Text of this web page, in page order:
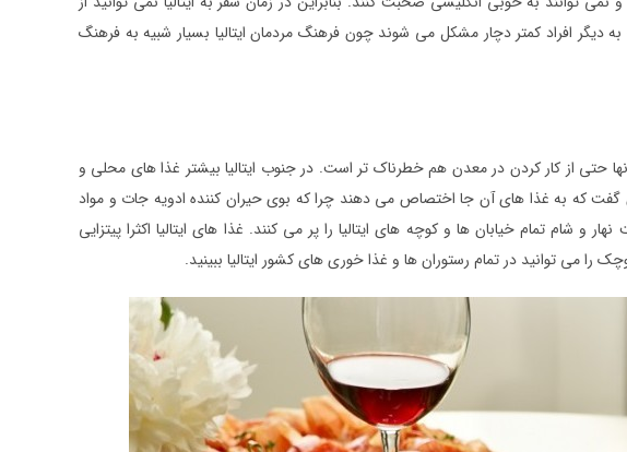
به دیگر افراد کمتر دچار مشکل می شوند چون فرهنگ مردمان ایتالیا بسیار شبیه به فرهنگ
حتی از کار کردن در معدن هم خطرناک تر است. در جنوب ایتالیا بیشتر غذا های محلی و
گفت که به غذا های آن جا اختصاص می دهند چرا که بوی حیران کننده ادویه جات و مواد
و شام تمام خیابان ها و کوچه های ایتالیا را پر می کنند. غذا های ایتالیا اکثرا پیتزایی
می توانید در تمام رستوران ها و غذا خوری های کشور ایتالیا ببینید.